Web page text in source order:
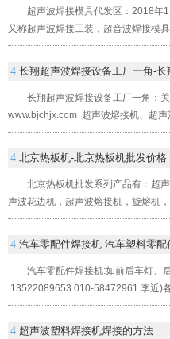
超声波焊接模具代发区：2018年
又称超声波焊接工装，超音波焊接模
4 长翔超声波焊接设备工厂一角-
长翔超声波焊接设备工厂一角：
www.bjchjx.com 超声波熔接机、超
4 北京热板机-北京热板机批发价格
北京热板机批发系列产品有：超
声波花边机，超声波熔接机，旋熔机
4 汽车零配件焊接机-汽车塑料零配
汽车零配件焊接机:如前后车灯、
13522089653 010-58472961 李近)
4 超声波塑料焊接机焊接的方法